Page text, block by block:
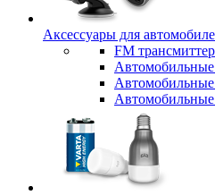
Аксессуары для
FM
Автомобильные
Автомобильные